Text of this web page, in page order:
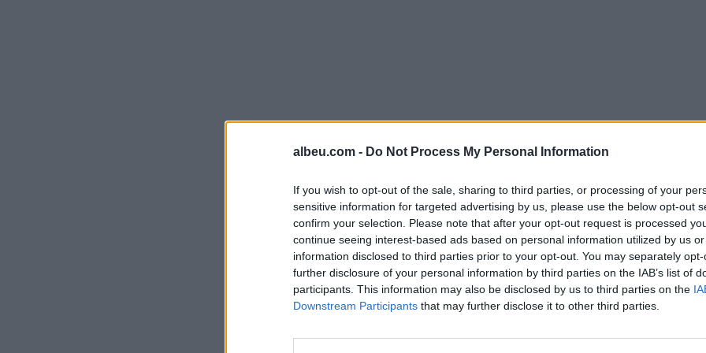
albeu.com - Do Not Process My Personal Information
If you wish to opt-out of the sale, sharing to third parties, or processing of your
sensitive information for targeted advertising by us, please use the below opt-out
confirm your selection. Please note that after your opt-out request is processed
continue seeing interest-based ads based on personal information utilized by us
information disclosed to third parties prior to your opt-out. You may separately
further disclosure of your personal information by third parties on the IAB’s list of
participants. This information may also be disclosed by us to third parties on the
Downstream Participants that may further disclose it to other third parties.